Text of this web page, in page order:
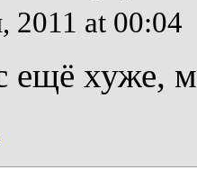
2011 at 00:04
ещё хуже,